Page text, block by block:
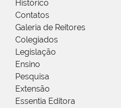
Histórico
Contatos
Galeria de Reitores
Colegiados
Legislação
Ensino
Pesquisa
Extensão
Essentia Editora